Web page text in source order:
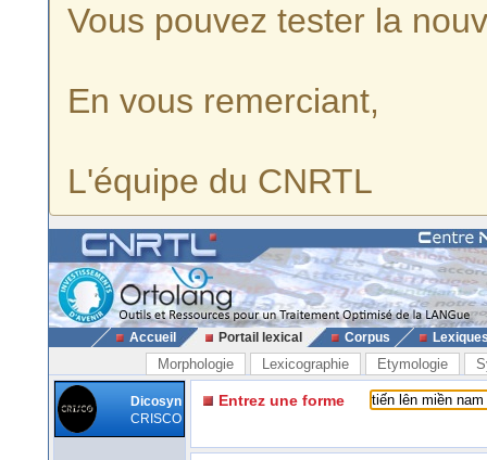
Vous pouvez tester la
En vous remerciant,
L'équipe du CNRTL
Accueil Portail lexical Corpus
Morphologie Lexicographie Etymologie
Dicosyn
CRISCO
Entrez une forme